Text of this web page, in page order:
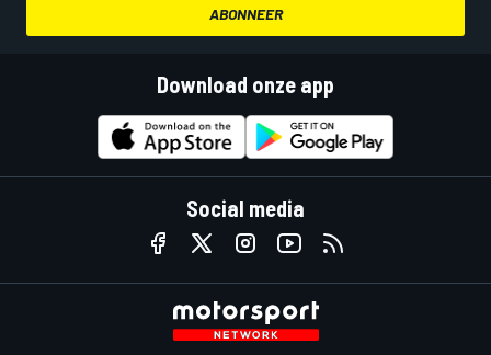
ABONNEER
Download onze app
Social media